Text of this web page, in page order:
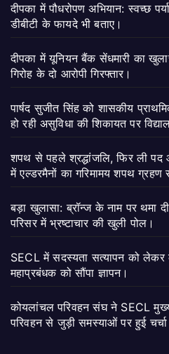
दीपका में पौधरोपण अभियान: स्वच्छ
डीबीटी के फायदे भी बताए।
दीपका में यूनियन बैंक सेंधमारी का
गिरोह के दो आरोपी गिरफ्तार।
पार्षद सुजीत सिंह को शासकीय
हो रही असुविधा की शिकायत पर
शपथ से पहले श्रद्धांजलि, फिर ली पद
में एल्डरमैनों का गरिमामय शपथ ग्रहण
बड़ा खुलासा: ब्रॉन्ज के नाम पर थमा
परिसर में भ्रष्टाचार की खुली पोल।
SECL में सदस्यता सत्यापन को लेकर
महाप्रबंधक को सौंपा ज्ञापन।
कोयलांचल परिवहन संघ ने SECL
परिवहन से जुड़ी समस्याओं पर हुई